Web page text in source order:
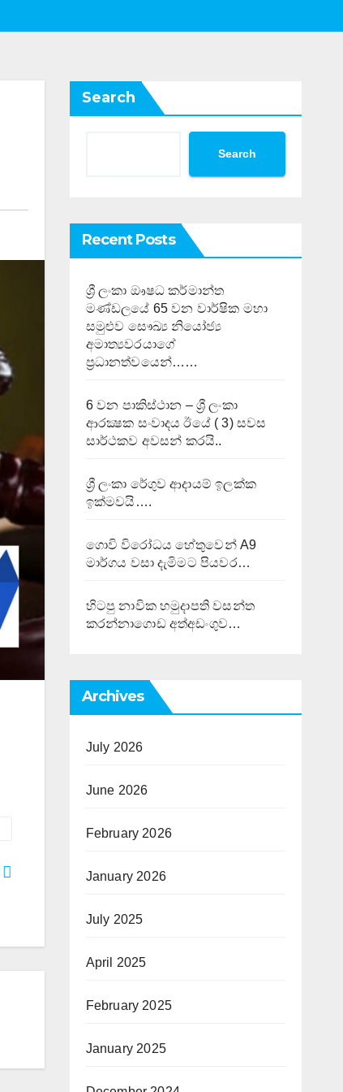
Search
Search
Recent Posts
ශ්‍රී ලංකා ඖෂධ කර්මාන්ත
මණ්ඩලයේ 65 වන වාර්ෂික මහා
සමුළුව සෞඛ්‍ය නියෝජ්‍ය
අමාත්‍යවරයාගේ
ප්‍රධානත්වයෙන්……
6 වන පාකිස්ථාන – ශ්‍රී ලංකා
ආරක්‍ෂක සංවාදය ඊයේ ( 3) සවස
සාර්ථකව අවසන් කරයි..
ශ්‍රී ලංකා රේගුව ආදායම් ඉලක්ක
ඉක්මවයි….
ගොවි විරෝධය හේතුවෙන් A9
මාර්ගය වසා දැමිමට පියවර…
හිටපු නාවික හමුදාපති වසන්ත
කරන්නාගොඩ අත්අඩංගුව…
Archives
July 2026
June 2026
February 2026
January 2026
July 2025
April 2025
February 2025
January 2025